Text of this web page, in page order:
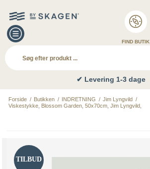
FIND BUTIK
✔ Levering 1-3 dage
Forside / Butikken / INDRETNING / Jim Lyngvild /
Viskestykke, Blossom Garden, 50x70cm, Jim Lyngvild,
TILBUD